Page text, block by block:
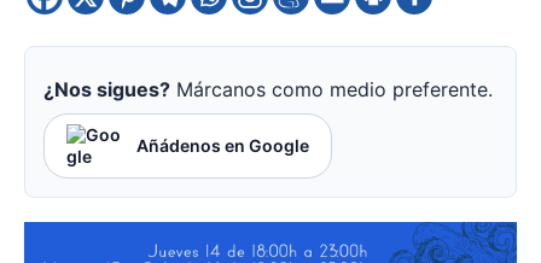
¿Nos sigues? Márcanos como medio preferente.
Añádenos en Google